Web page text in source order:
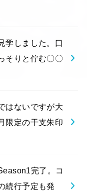
学しました。口
そりと佇む〇〇
はないですが大
限定の干支朱印
完了。コ
続行予定も発